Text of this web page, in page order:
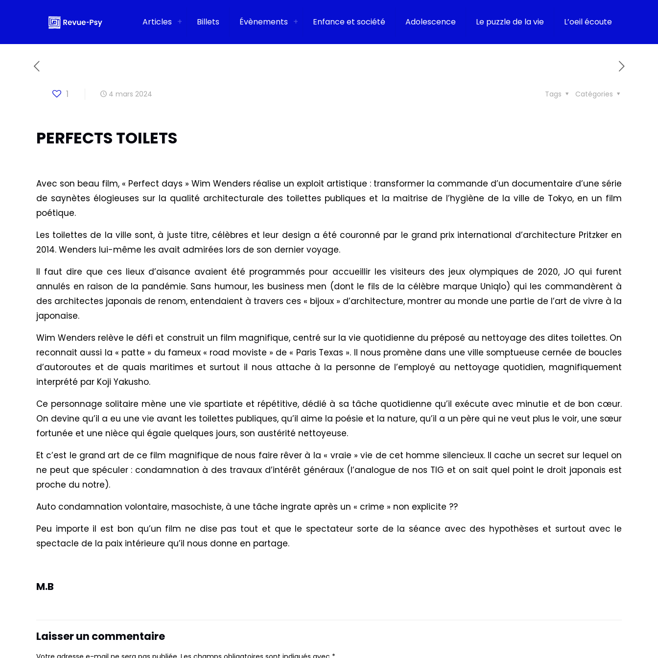
Articles Billets Évènements Enfance et société Adolescence Le puzzle de la vie L’oeil écoute
1 4 mars 2024 Catégories
Tags
PERFECTS TOILETS
Avec son beau film, « Perfect days » Wim Wenders réalise un exploit artistique : transformer la commande d’un documentaire d’une série
de saynètes élogieuses sur la qualité architecturale des toilettes publiques et la maitrise de l’hygiène de la ville de Tokyo, en un film
poétique.
Les toilettes de la ville sont, à juste titre, célèbres et leur design a été couronné par le grand prix international d’architecture Pritzker en
2014. Wenders lui-même les avait admirées lors de son dernier voyage.
Il faut dire que ces lieux d’aisance avaient été programmés pour accueillir les visiteurs des jeux olympiques de 2020, JO qui furent
annulés en raison de la pandémie. Sans humour, les business men (dont le fils de la célèbre marque Uniqlo) qui les commandèrent à
des architectes japonais de renom, entendaient à travers ces « bijoux » d’architecture, montrer au monde une partie de l’art de vivre à la
japonaise.
Wim Wenders relève le défi et construit un film magnifique, centré sur la vie quotidienne du préposé au nettoyage des dites toilettes. On
reconnait aussi la « patte » du fameux « road moviste » de « Paris Texas ». Il nous promène dans une ville somptueuse cernée de boucles
d’autoroutes et de quais maritimes et surtout il nous attache à la personne de l’employé au nettoyage quotidien, magnifiquement
interprété par Koji Yakusho.
Ce personnage solitaire mène une vie spartiate et répétitive, dédié à sa tâche quotidienne qu’il exécute avec minutie et de bon cœur.
On devine qu’il a eu une vie avant les toilettes publiques, qu’il aime la poésie et la nature, qu’il a un père qui ne veut plus le voir, une sœur
fortunée et une nièce qui égaie quelques jours, son austérité nettoyeuse.
Et c’est le grand art de ce film magnifique de nous faire rêver à la « vraie » vie de cet homme silencieux. Il cache un secret sur lequel on
ne peut que spéculer : condamnation à des travaux d’intérêt généraux (l’analogue de nos TIG et on sait quel point le droit japonais est
proche du notre).
Auto condamnation volontaire, masochiste, à une tâche ingrate après un « crime » non explicite ??
Peu importe il est bon qu’un film ne dise pas tout et que le spectateur sorte de la séance avec des hypothèses et surtout avec le
spectacle de la paix intérieure qu’il nous donne en partage.
M.B
Laisser un commentaire